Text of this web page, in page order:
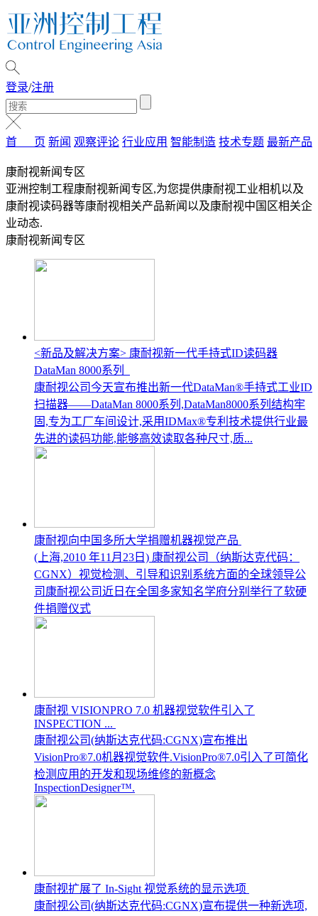
登录/注册
首 页 新闻 观察评论 行业应用 智能制造 技术专题 最新产品
康耐视新闻专区
亚洲控制工程康耐视新闻专区,为您提供康耐视工业相机以及
康耐视读码器等康耐视相关产品新闻以及康耐视中国区相关企
业动态.
康耐视新闻专区
<新品及解决方案> 康耐视新一代手持式ID读码器
DataMan 8000系列
康耐视公司今天宣布推出新一代DataMan®手持式工业ID
扫描器——DataMan 8000系列,DataMan8000系列结构牢
固,专为工厂车间设计,采用IDMax®专利技术提供行业最
先进的读码功能,能够高效读取各种尺寸,质...
康耐视向中国多所大学捐赠机器视觉产品
(上海,2010 年11月23日) 康耐视公司（纳斯达克代码：
CGNX）视觉检测、引导和识别系统方面的全球领导公
司康耐视公司近日在全国多家知名学府分别举行了软硬
件捐赠仪式
康耐视 VISIONPRO 7.0 机器视觉软件引入了
INSPECTION ...
康耐视公司(纳斯达克代码:CGNX)宣布推出
VisionPro®7.0机器视觉软件.VisionPro®7.0引入了可简化
检测应用的开发和现场维修的新概念
InspectionDesigner™.
康耐视扩展了 In-Sight 视觉系统的显示选项
康耐视公司(纳斯达克代码:CGNX)宣布提供一种新选项,